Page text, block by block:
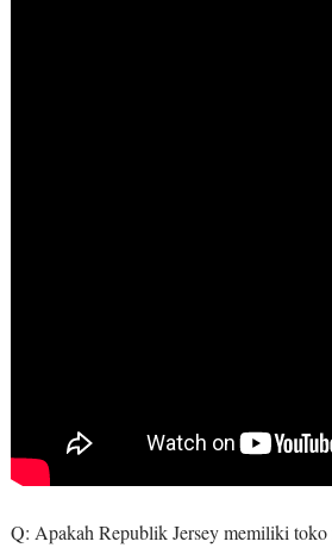
Q: Apakah Republik Jersey memiliki toko